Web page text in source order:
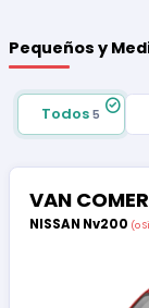
Pequeños y
Todos5
VAN
NISSAN Nv200 (o